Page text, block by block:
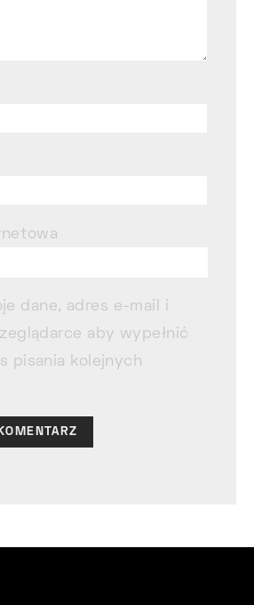
dane, adres e-mail i
aby wypełnić
pisania kolejnych